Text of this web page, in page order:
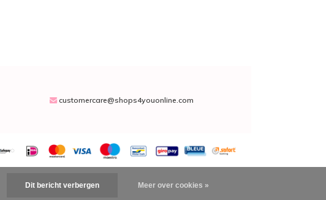
customercare@shops4youonline.com
Dit bericht verbergen Meer over cookies »